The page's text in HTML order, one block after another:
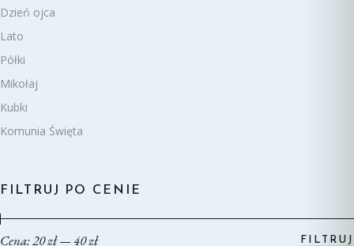
Dzień ojca
Lato
Półki
Mikołaj
Kubki
Komunia Święta
FILTRUJ PO CENIE
FILTRUJ
Cena:20 zł—40 zł